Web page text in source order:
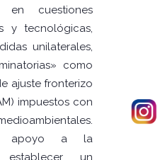
en cuestiones
y tecnológicas,
unilaterales,
como
ajuste fronterizo
impuestos con
apoyo a la
un